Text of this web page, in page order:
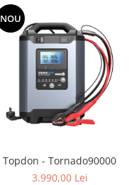
NOU
Topdon - Tornado90000
3.990,00 Lei